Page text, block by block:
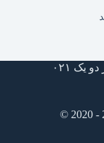
© 2020 -